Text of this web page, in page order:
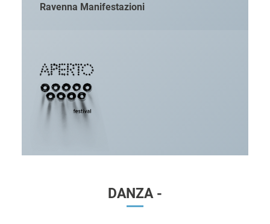
Ravenna Manifestazioni
DANZA -